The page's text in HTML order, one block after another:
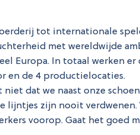
tot internationale
met wereldwijde
Europa. In totaal werken
en de 4 productielocaties.
niet dat we naast onze
lijntjes zijn nooit
voorop. Gaat het goed